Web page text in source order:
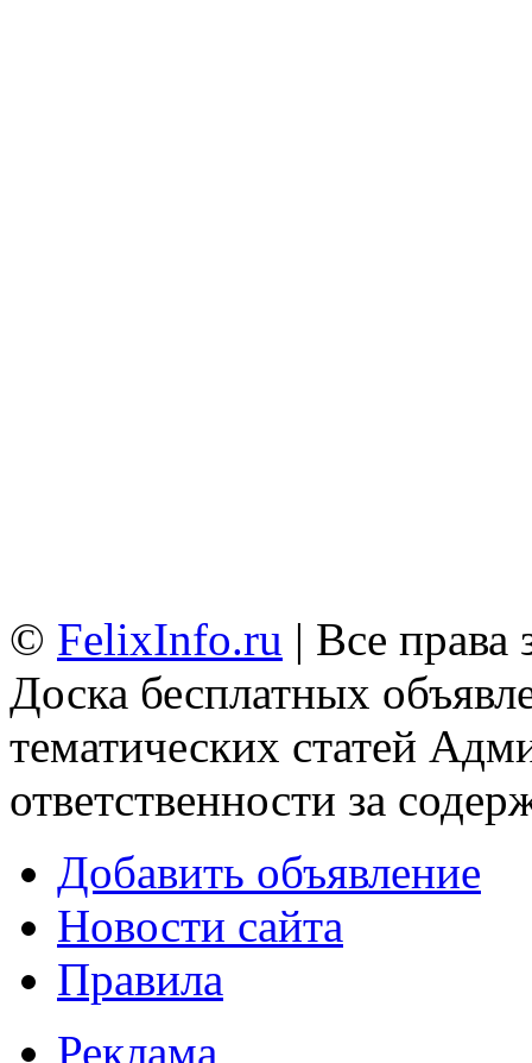
© FelixInfo.ru | Все
Доска бесплатных
тематических статей
ответственности за
Добавить объявление
Новости сайта
Правила
Реклама